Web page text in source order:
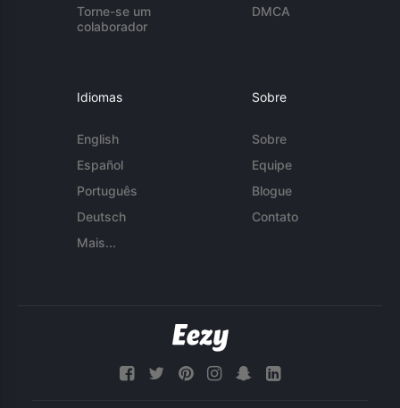
Torne-se um
colaborador
DMCA
Idiomas
English
Español
Português
Deutsch
Mais...
Sobre
Sobre
Equipe
Blogue
Contato